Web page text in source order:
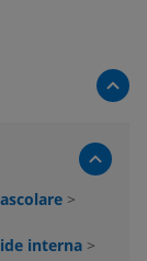
>
interna >